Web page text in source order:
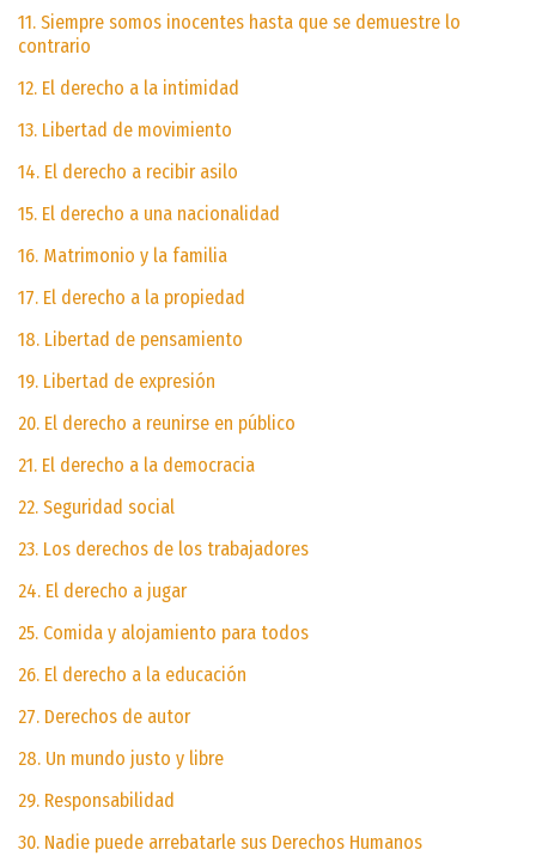
11. Siempre somos inocentes hasta que se demuestre lo
contrario
12. El derecho a la intimidad
13. Libertad de movimiento
14. El derecho a recibir asilo
15. El derecho a una nacionalidad
16. Matrimonio y la familia
17. El derecho a la propiedad
18. Libertad de pensamiento
19. Libertad de expresión
20. El derecho a reunirse en público
21. El derecho a la democracia
22. Seguridad social
23. Los derechos de los trabajadores
24. El derecho a jugar
25. Comida y alojamiento para todos
26. El derecho a la educación
27. Derechos de autor
28. Un mundo justo y libre
29. Responsabilidad
30. Nadie puede arrebatarle sus Derechos Humanos